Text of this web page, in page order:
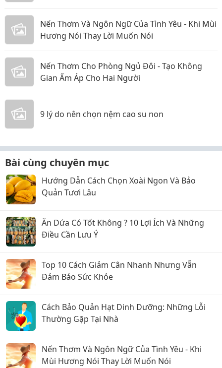
Nến Thơm Và Ngôn Ngữ Của Tình Yêu - Khi Mùi
Hương Nói Thay Lời Muốn Nói
Nến Thơm Cho Phòng Ngủ Đôi - Tạo Không
Gian Ấm Áp Cho Hai Người
9 lý do nên chọn nệm cao su non
Bài cùng chuyên mục
Hướng Dẫn Cách Chọn Xoài Ngon Và Bảo
Quản Tươi Lâu
Ăn Dứa Có Tốt Không ? 10 Lợi Ích Và Những
Điều Cần Lưu Ý
Top 10 Cách Giảm Cân Nhanh Nhưng Vẫn
Đảm Bảo Sức Khỏe
Cách Bảo Quản Hạt Dinh Dưỡng: Những Lỗi
Thường Gặp Tại Nhà
Nến Thơm Và Ngôn Ngữ Của Tình Yêu - Khi
Mùi Hương Nói Thay Lời Muốn Nói